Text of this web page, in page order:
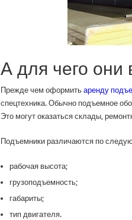
А для чего
Прежде чем оформить аренду
спецтехника. Обычно подъемное
Это могут оказаться склады,
Подъемники различаются по
рабочая высота;
грузоподъемность;
габариты;
тип двигателя.